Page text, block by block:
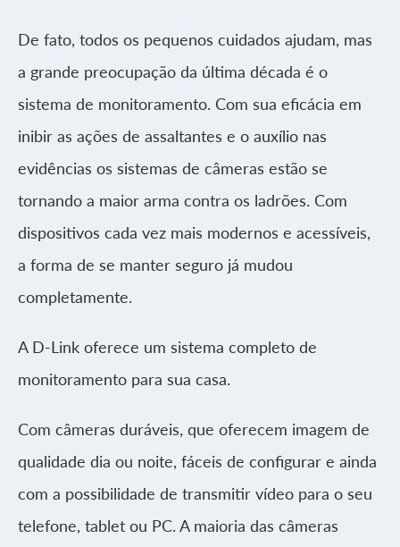
De fato, todos os pequenos cuidados ajudam, mas
a grande preocupação da última década é o
sistema de monitoramento. Com sua eficácia em
inibir as ações de assaltantes e o auxílio nas
evidências os sistemas de câmeras estão se
tornando a maior arma contra os ladrões. Com
dispositivos cada vez mais modernos e acessíveis,
a forma de se manter seguro já mudou
completamente.
A D-Link oferece um sistema completo de
monitoramento para sua casa.
Com câmeras duráveis, que oferecem imagem de
qualidade dia ou noite, fáceis de configurar e ainda
com a possibilidade de transmitir vídeo para o seu
telefone, tablet ou PC. A maioria das câmeras